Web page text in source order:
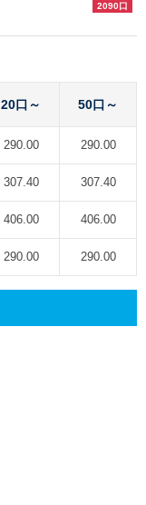
2090口
20口～ 50口～
290.00 290.00
307.40 307.40
406.00 406.00
290.00 290.00